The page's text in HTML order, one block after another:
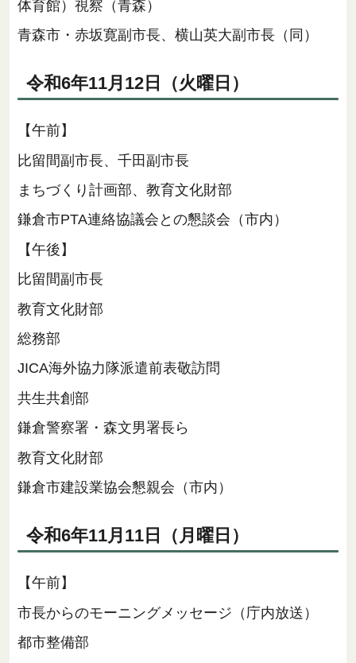
体育館）視察（青森）
青森市・赤坂寛副市長、横山英大副市長（同）
令和6年11月12日（火曜日）
【午前】
比留間副市長、千田副市長
まちづくり計画部、教育文化財部
鎌倉市PTA連絡協議会との懇談会（市内）
【午後】
比留間副市長
教育文化財部
総務部
JICA海外協力隊派遣前表敬訪問
共生共創部
鎌倉警察署・森文男署長ら
教育文化財部
鎌倉市建設業協会懇親会（市内）
令和6年11月11日（月曜日）
【午前】
市長からのモーニングメッセージ（庁内放送）
都市整備部